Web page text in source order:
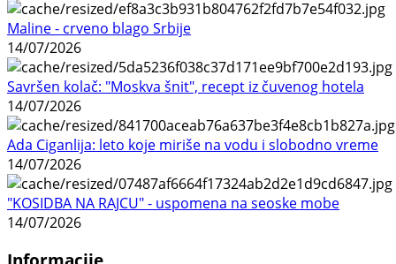
Maline - crveno blago Srbije
14/07/2026
Savršen kolač: "Moskva šnit", recept iz čuvenog hotela
14/07/2026
Ada Ciganlija: leto koje miriše na vodu i slobodno vreme
14/07/2026
"KOSIDBA NA RAJCU" - uspomena na seoske mobe
14/07/2026